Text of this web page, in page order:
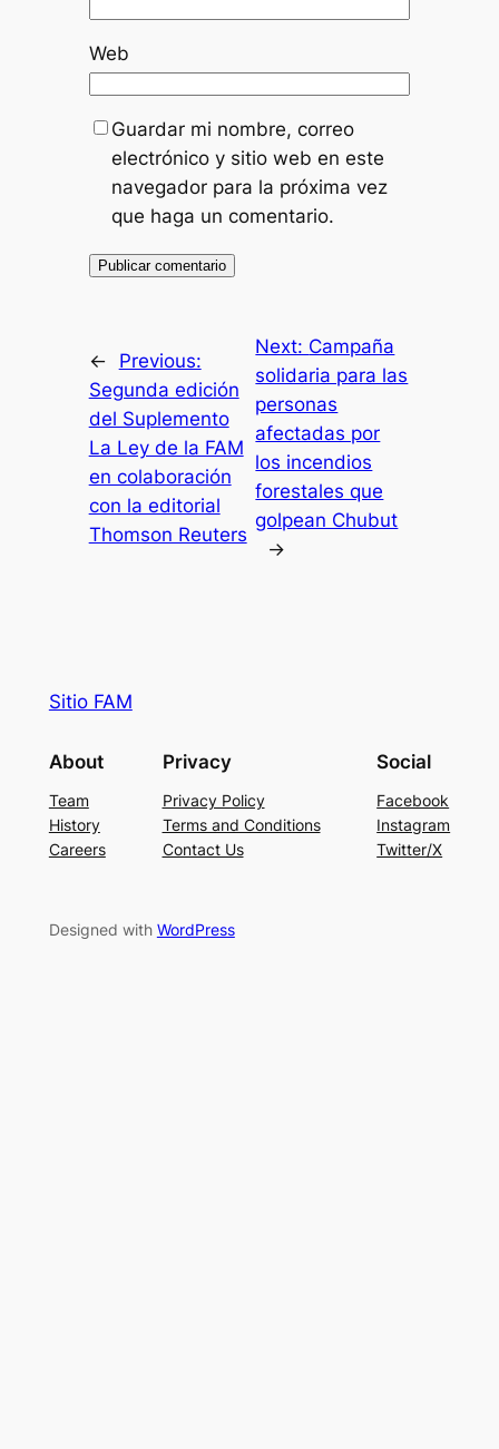
Web
Guardar mi nombre, correo
electrónico y sitio web en este
navegador para la próxima vez
que haga un comentario.
←
Previous:
Segunda edición
del Suplemento
La Ley de la FAM
en colaboración
con la editorial
Thomson Reuters
Next: Campaña
solidaria para las
personas
afectadas por
los incendios
forestales que
golpean Chubut
→
Sitio FAM
About
Team
History
Careers
Privacy
Privacy Policy
Terms and Conditions
Contact Us
Social
Facebook
Instagram
Twitter/X
Designed with WordPress